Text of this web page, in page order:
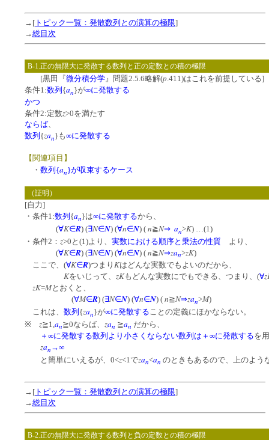
→[ トピック一覧：発散数列との演算の極限]
→総目次
B-1.正の無限大に発散する数列と正の定数との積の極限
[黒田『微分積分学』問題2.5.6略解(p.411)はこれを前提している]
条件1:数列 {an}が∞に発散する
かつ
条件2:定数z>0を満たす
ならば
数列 {zan}も∞に発散する
【関連項目】
・ 数列{an}が収束するケース
（証明）
[自力]
・条件1:数列 {an}は∞に発散するから、
(∀K∈R) (∃N∈N) (∀n∈N) ( n≧N⇒ an>K) …(1)
・条件2： z>0と(1)より、 実数における順序と乗法の性質 より、
(∀K∈R) (∃N∈N) (∀n∈N) ( n≧N⇒zan>zK)
ここで、(∀K∈R)つまり Kはどんな実数でもよいのだから、
Kをいじって、 zKもどんな実数にでもできる、つまり、(∀
zK=Mとおくと、
(∀M∈R) (∃N∈N) (∀n∈N) ( n≧N⇒zan>M)
これは、 数列 {zan}が∞に発散する ことの定義にほかならない。
※ z≧1, an≧0ならば、 zan ≧an だから、
＋∞に発散する数列より小さくならない数列は＋∞に発散するを
zan →∞
と簡単にいえるが、0<z<1でzan<an のときもあるので、上のよ
→[ トピック一覧：発散数列との演算の極限]
→総目次
B-2.正の無限大に発散する数列と負の定数との積の極限